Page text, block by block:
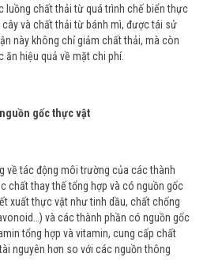
luồng chất thải từ quá trình chế biển thực
và chất thải từ bánh mì, được tái sử
này không chỉ giảm chất thải, mà còn
hiệu quả về mặt chi phí.
gốc thực vật
về tác động môi trường của các thành
chất thay thế tổng hợp và có nguồn gốc
xuất thực vật như tinh dầu, chất chống
và các thành phần có nguồn gốc
tổng hợp và vitamin, cung cấp chất
nguyên hơn so với các nguồn thông